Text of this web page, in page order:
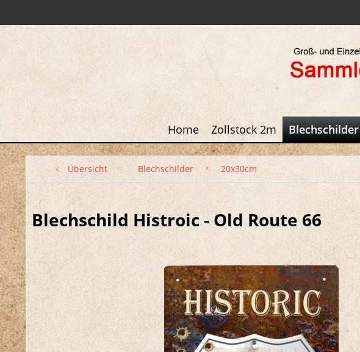
Home Zollstock 2m Blechschilder
Übersicht Blechschilder 20x30cm
Blechschild Histroic - Old Route 66